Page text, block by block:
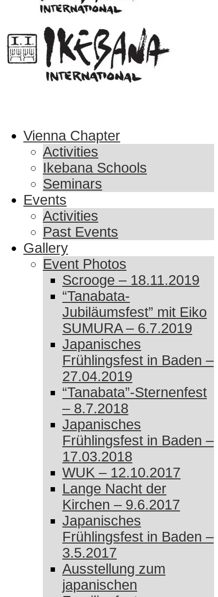
Vienna Chapter
Activities
Ikebana Schools
Seminars
Events
Activities
Past Events
Gallery
Event Photos
Scrooge – 18.11.2019
“Tanabata-
Jubiläumsfest” mit Eiko
SUMURA – 6.7.2019
Japanisches
Frühlingsfest in Baden –
27.04.2019
“Tanabata”-Sternenfest
– 8.7.2018
Japanisches
Frühlingsfest in Baden –
17.03.2018
WUK – 12.10.2017
Lange Nacht der
Kirchen – 9.6.2017
Japanisches
Frühlingsfest in Baden –
3.5.2017
Ausstellung zum
japanischen